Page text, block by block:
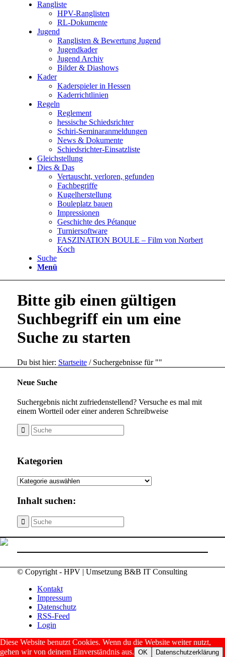
Rangliste
HPV-Ranglisten
RL-Dokumente
Jugend
Ranglisten & Bewertung Jugend
Jugendkader
Jugend Archiv
Bilder & Diashows
Kader
Kaderspieler in Hessen
Kaderrichtlinien
Regeln
Reglement
hessische Schiedsrichter
Schiri-Seminaranmeldungen
News & Dokumente
Schiedsrichter-Einsatzliste
Gleichstellung
Dies & Das
Vertauscht, verloren, gefunden
Fachbegriffe
Kugelherstellung
Bouleplatz bauen
Impressionen
Geschichte des Pétanque
Turniersoftware
FASZINATION BOULE – Film von Norbert
Koch
Suche
Menü
Bitte gib einen gültigen
Suchbegriff ein um eine
Suche zu starten
Du bist hier: Startseite / Suchergebnisse für ""
Neue Suche
Suchergebnis nicht zufriedenstellend? Versuche es mal mit
einem Wortteil oder einer anderen Schreibweise
Kategorien
Kategorien
Inhalt suchen:
© Copyright - HPV | Umsetzung B&B IT Consulting
Kontakt
Impressum
Datenschutz
RSS-Feed
Login
Diese Website benutzt Cookies. Wenn du die Website weiter nutzt,
gehen wir von deinem Einverständnis aus. OK Datenschutzerklärung